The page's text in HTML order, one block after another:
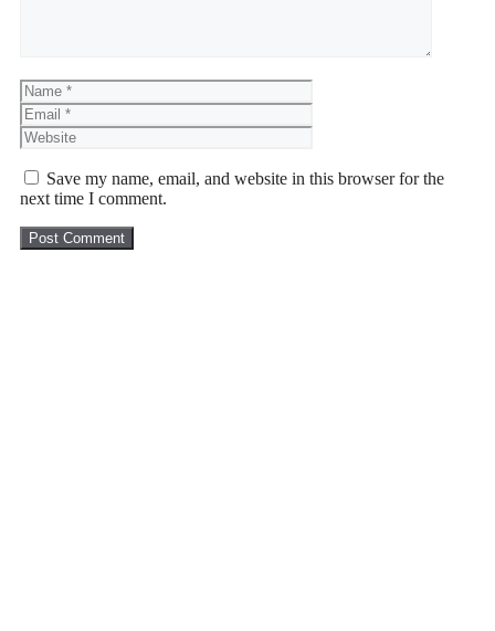
Save my name, email, and website in this browser for the
next time I comment.